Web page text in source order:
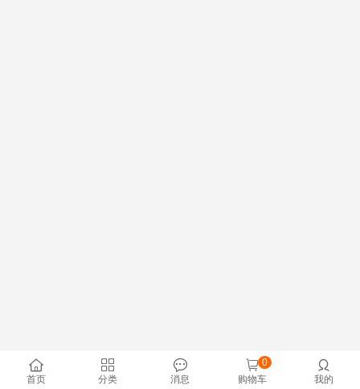

首页

分类

消息

购物车
0 
我的